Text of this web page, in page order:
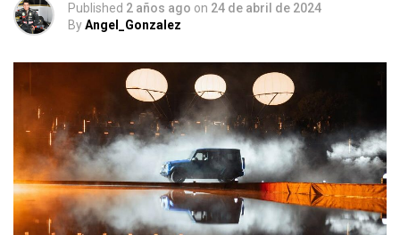
Published 2 años ago on 24 de abril de 2024
ByAngel_Gonzalez